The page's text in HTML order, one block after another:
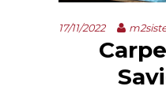
17/11/2022